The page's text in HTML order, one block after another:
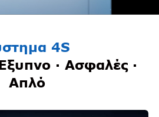
4S
· Ασφαλές ·
Απλό